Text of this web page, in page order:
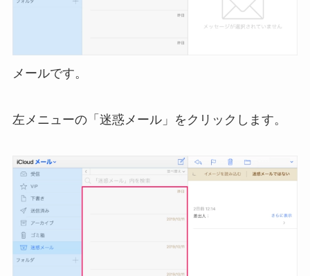
メールです。
左メニューの「迷惑メール」をクリックします。